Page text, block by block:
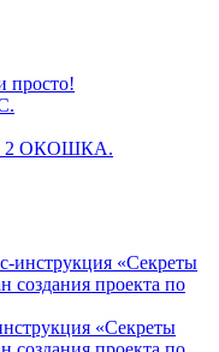
просто!
ОКОШКА.
инструкция «Секреты
создания проекта по
«Секреты